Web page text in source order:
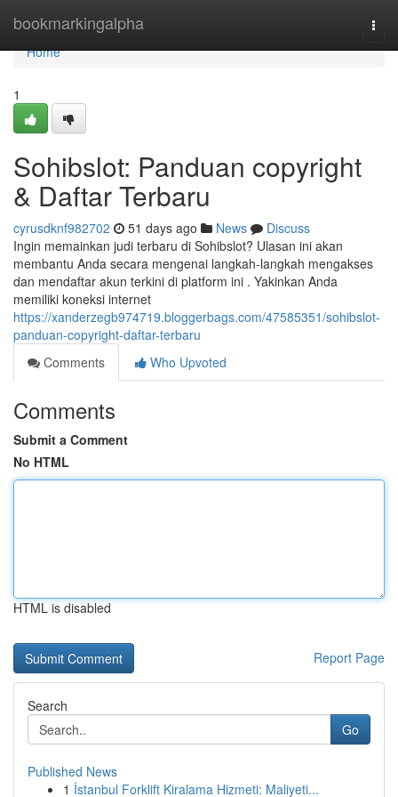
bookmarkingalpha
Home
Home
1
Sohibslot: Panduan copyright
& Daftar Terbaru
cyrusdknf982702 51 days ago News
Discuss
Ingin memainkan judi terbaru di Sohibslot? Ulasan ini akan
membantu Anda secara mengenai langkah-langkah mengakses
dan mendaftar akun terkini di platform ini . Yakinkan Anda
memiliki koneksi internet
https://xanderzegb974719.bloggerbags.com/47585351/sohibslot-
panduan-copyright-daftar-terbaru
Comments
Who Upvoted
Comments
Submit a Comment
No HTML
HTML is disabled
Report Page
Search
Go
Published News
1 İstanbul Forklift Kiralama Hizmeti: Maliyeti...